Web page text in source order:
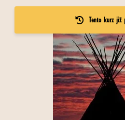
Tento kurz již